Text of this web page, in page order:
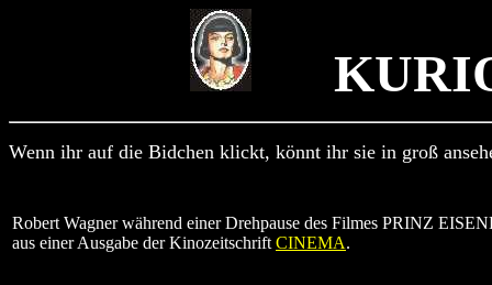
Wenn ihr auf die Bidchen klickt, könnt ihr sie in groß
Robert Wagner während einer Drehpause des Filmes PRINZ
aus einer Ausgabe der Kinozeitschrift CINEMA.